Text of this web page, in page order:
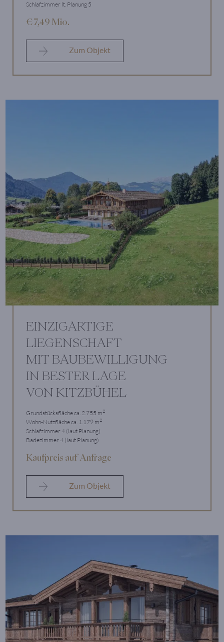
Schlafzimmer lt. Planung 5
€ 7,49 Mio.
Zum Objekt
EINZIGARTIGE
LIEGENSCHAFT
MIT BAUBEWILLIGUNG
IN BESTER LAGE
VON KITZBÜHEL
Grundstücksfläche ca. 2.755 m2
Wohn-Nutzfläche ca. 1.179 m2
Schlafzimmer 4 (laut Planung)
Badezimmer 4 (laut Planung)
Kaufpreis auf Anfrage
Zum Objekt